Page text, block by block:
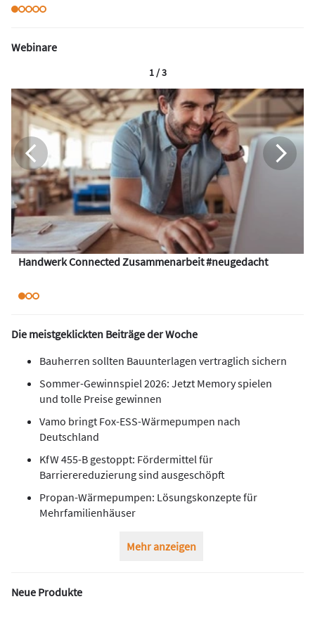
Webinare
Handwerk Connected Zusammenarbeit #neugedacht
1 / 3
Die meistgeklickten Beiträge der Woche
Bauherren sollten Bauunterlagen vertraglich sichern
Sommer-Gewinnspiel 2026: Jetzt Memory spielen
und tolle Preise gewinnen
Vamo bringt Fox-ESS-Wärmepumpen nach
Deutschland
KfW 455-B gestoppt: Fördermittel für
Barrierereduzierung sind ausgeschöpft
Propan-Wärmepumpen: Lösungskonzepte für
Mehrfamilienhäuser
Mehr anzeigen
Neue Produkte